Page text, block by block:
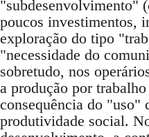
"subdesenvolvimento"
poucos investimentos,
exploração do tipo
"necessidade do
sobretudo, nos
a produção por
consequência do "uso"
produtividade social.